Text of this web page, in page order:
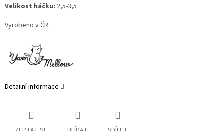
Velikost háčku: 2,5-3,5
Vyrobeno v ČR.
Detailní informace